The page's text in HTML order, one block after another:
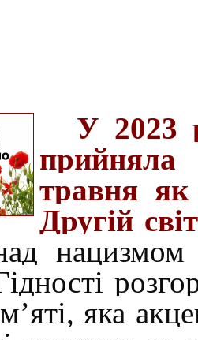
У 2023
прийняла
травня
Другій
яка